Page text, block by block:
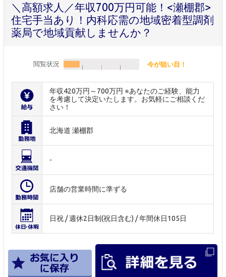
＼高額求人／年収700万円可能！<瀬棚郡>
住宅手当あり！内科応需の地域密着型調剤
薬局で地域貢献しませんか？
閲覧状況 今が狙い目！
年収420万円～700万円 ※あなたのご経験、能力
を考慮して決定いたします。お気軽にご相談くだ
さい！
北海道 瀬棚郡
-
店舗の営業時間に準ずる
日祝 / 週休2日制(祝日含む) / 年間休日105日